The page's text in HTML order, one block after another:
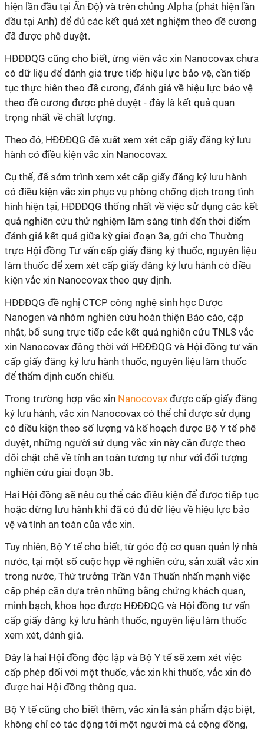
hiện lần đầu tại Ấn Độ) và trên chủng Alpha (phát hiện lần
đầu tại Anh) để đủ các kết quả xét nghiệm theo đề cương
đã được phê duyệt.
HĐĐĐQG cũng cho biết, ứng viên vắc xin Nanocovax chưa
có dữ liệu để đánh giá trực tiếp hiệu lực bảo vệ, cần tiếp
tục thực hiên theo đề cương, đánh giá về hiệu lực bảo vệ
theo đề cương được phê duyệt - đây là kết quả quan
trọng nhất về chất lượng.
Theo đó, HĐĐĐQG đề xuất xem xét cấp giấy đăng ký lưu
hành có điều kiện vắc xin Nanocovax.
Cụ thể, để sớm trình xem xét cấp giấy đăng ký lưu hành
có điều kiện vắc xin phục vụ phòng chống dịch trong tình
hình hiện tại, HĐĐĐQG thống nhất về việc sử dụng các kết
quả nghiên cứu thử nghiệm lâm sàng tính đến thời điểm
đánh giá kết quả giữa kỳ giai đoạn 3a, gửi cho Thường
trực Hội đồng Tư vấn cấp giấy đăng ký thuốc, nguyên liệu
làm thuốc để xem xét cấp giấy đăng ký lưu hành có điều
kiện vắc xin Nanocovax theo quy định.
HĐĐĐQG đề nghị CTCP công nghệ sinh học Dược
Nanogen và nhóm nghiên cứu hoàn thiện Báo cáo, cập
nhật, bổ sung trực tiếp các kết quả nghiên cứu TNLS vắc
xin Nanocovax đồng thời với HĐĐĐQG và Hội đồng tư vấn
cấp giấy đăng ký lưu hành thuốc, nguyên liệu làm thuốc
để thẩm định cuốn chiếu.
Trong trường hợp vắc xin Nanocovax được cấp giấy đăng
ký lưu hành, vắc xin Nanocovax có thể chỉ được sử dụng
có điều kiện theo số lượng và kế hoạch được Bộ Y tế phê
duyệt, những người sử dụng vắc xin này cần được theo
dõi chặt chẽ về tính an toàn tương tự như với đối tượng
nghiên cứu giai đoạn 3b.
Hai Hội đồng sẽ nêu cụ thể các điều kiện để được tiếp tục
hoặc dừng lưu hành khi đã có đủ dữ liệu về hiệu lực bảo
vệ và tính an toàn của vắc xin.
Tuy nhiên, Bộ Y tế cho biết, từ góc độ cơ quan quản lý nhà
nước, tại một số cuộc họp về nghiên cứu, sản xuất vắc xin
trong nước, Thứ trưởng Trần Văn Thuấn nhấn mạnh việc
cấp phép cần dựa trên những bằng chứng khách quan,
minh bạch, khoa học được HĐĐĐQG và Hội đồng tư vấn
cấp giấy đăng ký lưu hành thuốc, nguyên liệu làm thuốc
xem xét, đánh giá.
Đây là hai Hội đồng độc lập và Bộ Y tế sẽ xem xét việc
cấp phép đối với một thuốc, vắc xin khi thuốc, vắc xin đó
được hai Hội đồng thông qua.
Bộ Y tế cũng cho biết thêm, vắc xin là sản phẩm đặc biệt,
không chỉ có tác động tới một người mà cả cộng đồng,